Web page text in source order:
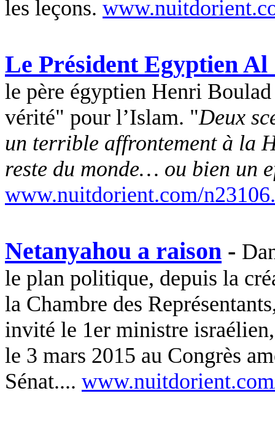
les leçons.
Le Président Egyptien
le père égyptien Henri Boulad
vérité" pour l’Islam. "Deux
un terrible affrontement à la
reste du monde… ou bien un
www.nuitdorient.com/
Netanyahou a raison -
le plan politique, depuis la
la Chambre des
invité le 1er ministre
le 3 mars 2015 au Congrès
Sénat....